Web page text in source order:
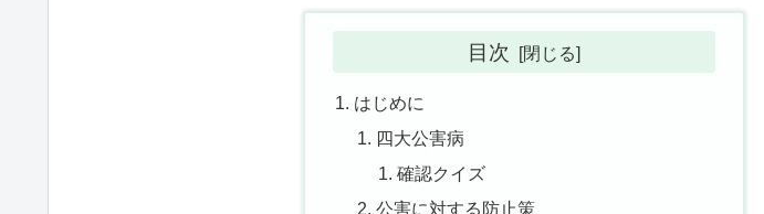
目次
はじめに
四大公害病
確認クイズ
公害に対する防止策